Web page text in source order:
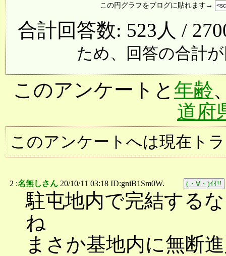
この円グラフをブログに貼れます→
合計回答数: 523人 /
ため、回答の合計
このアンケートと 年齢
道府
このアンケートへは現在ト
2 :名無しさん 20/10/11 03:18 ID:gniB1Sm0W. (・∀・)ｲｲ!!
駐屯地内で完結する
ね
まさか基地内に無断